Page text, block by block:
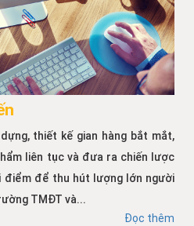
thiết kế gian hàng bắt mắt,
liên tục và đưa ra chiến lược
điểm để thu hút lượng lớn người
TMĐT và...
Đọc thêm